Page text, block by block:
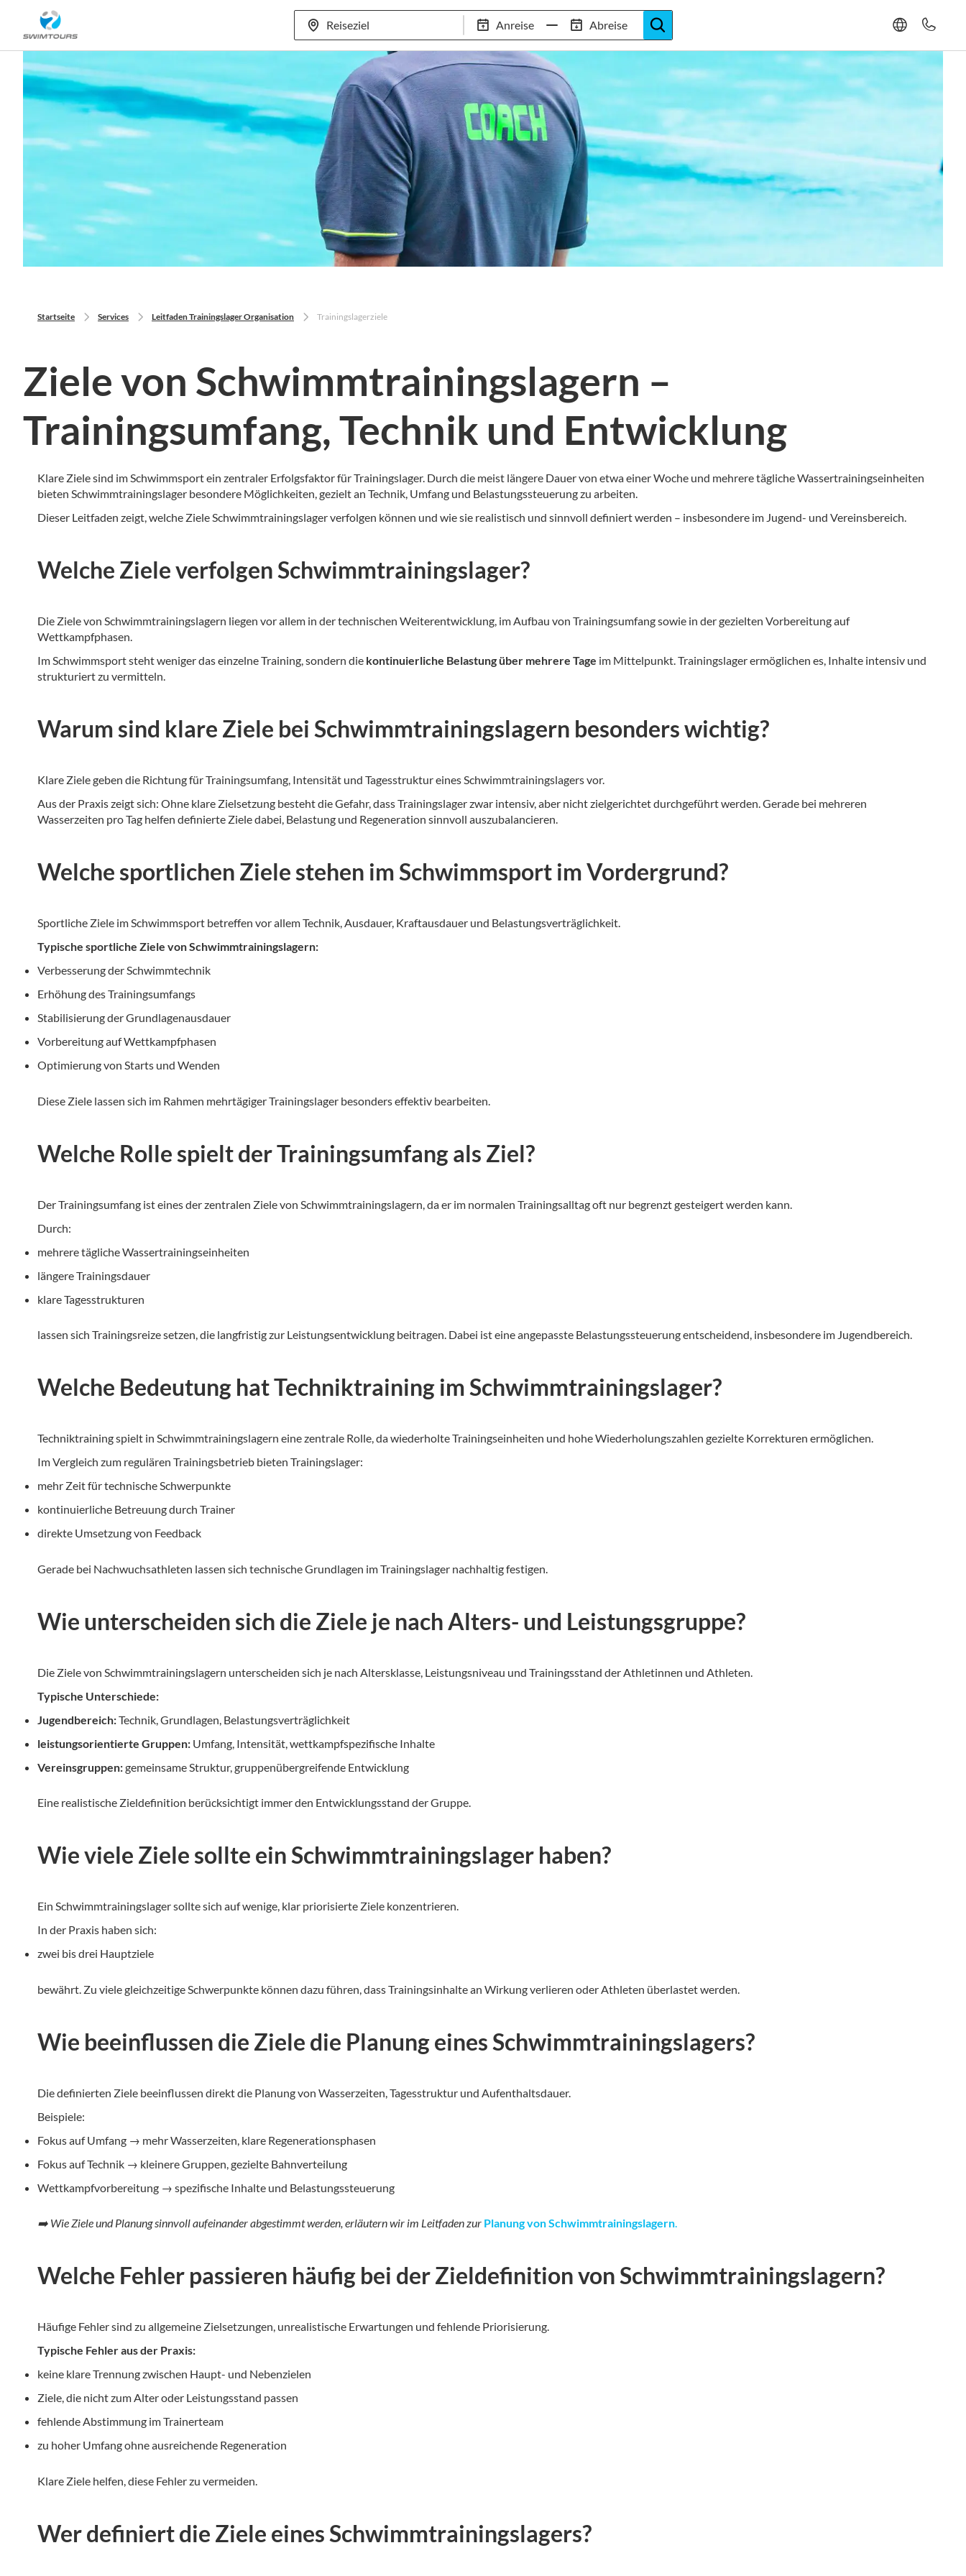
Anreise Abreise
Mehr als 80 Standorte 97,8% Weiterempfehlungsrate 20+ Jahre Trainingslager-Expertise
Startseite Services Leitfaden Trainingslager Organisation Trainingslagerziele
Ziele von Schwimmtrainingslagern –
Trainingsumfang, Technik und Entwicklung
Klare Ziele sind im Schwimmsport ein zentraler Erfolgsfaktor für Trainingslager. Durch die meist längere Dauer von etwa einer Woche und mehrere tägliche Wassertrainingseinheiten
bieten Schwimmtrainingslager besondere Möglichkeiten, gezielt an Technik, Umfang und Belastungssteuerung zu arbeiten.
Dieser Leitfaden zeigt, welche Ziele Schwimmtrainingslager verfolgen können und wie sie realistisch und sinnvoll definiert werden – insbesondere im Jugend- und Vereinsbereich.
Welche Ziele verfolgen Schwimmtrainingslager?
Die Ziele von Schwimmtrainingslagern liegen vor allem in der technischen Weiterentwicklung, im Aufbau von Trainingsumfang sowie in der gezielten Vorbereitung auf
Wettkampfphasen.
Im Schwimmsport steht weniger das einzelne Training, sondern die kontinuierliche Belastung über mehrere Tage im Mittelpunkt. Trainingslager ermöglichen es, Inhalte intensiv und
strukturiert zu vermitteln.
Warum sind klare Ziele bei Schwimmtrainingslagern besonders wichtig?
Klare Ziele geben die Richtung für Trainingsumfang, Intensität und Tagesstruktur eines Schwimmtrainingslagers vor.
Aus der Praxis zeigt sich: Ohne klare Zielsetzung besteht die Gefahr, dass Trainingslager zwar intensiv, aber nicht zielgerichtet durchgeführt werden. Gerade bei mehreren
Wasserzeiten pro Tag helfen definierte Ziele dabei, Belastung und Regeneration sinnvoll auszubalancieren.
Welche sportlichen Ziele stehen im Schwimmsport im Vordergrund?
Sportliche Ziele im Schwimmsport betreffen vor allem Technik, Ausdauer, Kraftausdauer und Belastungsverträglichkeit.
Typische sportliche Ziele von Schwimmtrainingslagern:
Verbesserung der Schwimmtechnik
Erhöhung des Trainingsumfangs
Stabilisierung der Grundlagenausdauer
Vorbereitung auf Wettkampfphasen
Optimierung von Starts und Wenden
Diese Ziele lassen sich im Rahmen mehrtägiger Trainingslager besonders effektiv bearbeiten.
Welche Rolle spielt der Trainingsumfang als Ziel?
Der Trainingsumfang ist eines der zentralen Ziele von Schwimmtrainingslagern, da er im normalen Trainingsalltag oft nur begrenzt gesteigert werden kann.
Durch:
mehrere tägliche Wassertrainingseinheiten
längere Trainingsdauer
klare Tagesstrukturen
lassen sich Trainingsreize setzen, die langfristig zur Leistungsentwicklung beitragen. Dabei ist eine angepasste Belastungssteuerung entscheidend, insbesondere im Jugendbereich.
Welche Bedeutung hat Techniktraining im Schwimmtrainingslager?
Techniktraining spielt in Schwimmtrainingslagern eine zentrale Rolle, da wiederholte Trainingseinheiten und hohe Wiederholungszahlen gezielte Korrekturen ermöglichen.
Im Vergleich zum regulären Trainingsbetrieb bieten Trainingslager:
mehr Zeit für technische Schwerpunkte
kontinuierliche Betreuung durch Trainer
direkte Umsetzung von Feedback
Gerade bei Nachwuchsathleten lassen sich technische Grundlagen im Trainingslager nachhaltig festigen.
Wie unterscheiden sich die Ziele je nach Alters- und Leistungsgruppe?
Die Ziele von Schwimmtrainingslagern unterscheiden sich je nach Altersklasse, Leistungsniveau und Trainingsstand der Athletinnen und Athleten.
Typische Unterschiede:
Jugendbereich:Technik, Grundlagen, Belastungsverträglichkeit
leistungsorientierte Gruppen: Umfang, Intensität, wettkampfspezifische Inhalte
Vereinsgruppen:gemeinsame Struktur, gruppenübergreifende Entwicklung
Eine realistische Zieldefinition berücksichtigt immer den Entwicklungsstand der Gruppe.
Wie viele Ziele sollte ein Schwimmtrainingslager haben?
Ein Schwimmtrainingslager sollte sich auf wenige, klar priorisierte Ziele konzentrieren.
In der Praxis haben sich:
zwei bis drei Hauptziele
bewährt. Zu viele gleichzeitige Schwerpunkte können dazu führen, dass Trainingsinhalte an Wirkung verlieren oder Athleten überlastet werden.
Wie beeinflussen die Ziele die Planung eines Schwimmtrainingslagers?
Die definierten Ziele beeinflussen direkt die Planung von Wasserzeiten, Tagesstruktur und Aufenthaltsdauer.
Beispiele:
Fokus auf Umfang → mehr Wasserzeiten, klare Regenerationsphasen
Fokus auf Technik → kleinere Gruppen, gezielte Bahnverteilung
Wettkampfvorbereitung → spezifische Inhalte und Belastungssteuerung
➡️ Wie Ziele und Planung sinnvoll aufeinander abgestimmt werden, erläutern wir im Leitfaden zur Planung von Schwimmtrainingslagern.
Welche Fehler passieren häufig bei der Zieldefinition von Schwimmtrainingslagern?
Häufige Fehler sind zu allgemeine Zielsetzungen, unrealistische Erwartungen und fehlende Priorisierung.
Typische Fehler aus der Praxis:
keine klare Trennung zwischen Haupt- und Nebenzielen
Ziele, die nicht zum Alter oder Leistungsstand passen
fehlende Abstimmung im Trainerteam
zu hoher Umfang ohne ausreichende Regeneration
Klare Ziele helfen, diese Fehler zu vermeiden.
Wer definiert die Ziele eines Schwimmtrainingslagers?